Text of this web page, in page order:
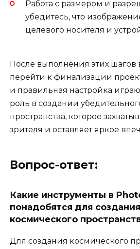
Работа с размером и
убедитесь, что
целевого носителя и
После выполнения этих шагов
перейти к финализации
и правильная настройка
роль в создании
пространства, которое
зрителя и оставляет яркое
Вопрос-ответ:
Какие инструменты в
понадобятся для создания
космического
Для создания космического